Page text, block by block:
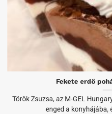
Fekete erdő
Török Zsuzsa, az M-GEL
enged a konyhájába,